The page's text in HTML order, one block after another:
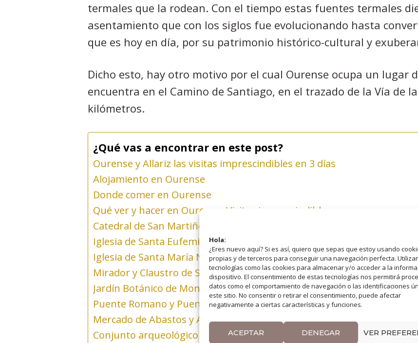
Hola:
¿Eres nuevo aquí? Si es así, quiero que sepas que estoy usando
propias y de terceros para conseguir una navegación perfecta.
tecnologías como las cookies para almacenar y/o acceder a la
dispositivo. El consentimiento de estas tecnologías nos permitirá
datos como el comportamiento de navegación o las identificaciones
este sitio. No consentir o retirar el consentimiento, puede afectar
negativamente a ciertas características y funciones.
ACEPTAR DENEGAR VER
termales que la rodean. Con el tiempo estas fuentes termales
asentamiento que con los siglos fue evolucionando hasta
que es hoy en día, por su patrimonio histórico-cultural y
Dicho esto, hay otro motivo por el cual Ourense ocupa un lugar
encuentra en el Camino de Santiago, en el trazado de la Vía de
kilómetros.
¿Qué vas a encontrar en este post?
Ourense y Allariz las visitas imprescindibles en 3 días
Alojamiento en Ourense
Donde comer en Ourense
Qué ver y hacer en Ourense. Visitas imprescindibles
Catedral de San Martiño
Iglesia de Santa Eufemia
Iglesia de Santa María Nai
Mirador y Claustro de San Francisco
Jardín Botánico de Montealegre
Puente Romano y Puente del Milenio
Mercado de Abastos y Alameda
Conjunto arqueológico de Santomé